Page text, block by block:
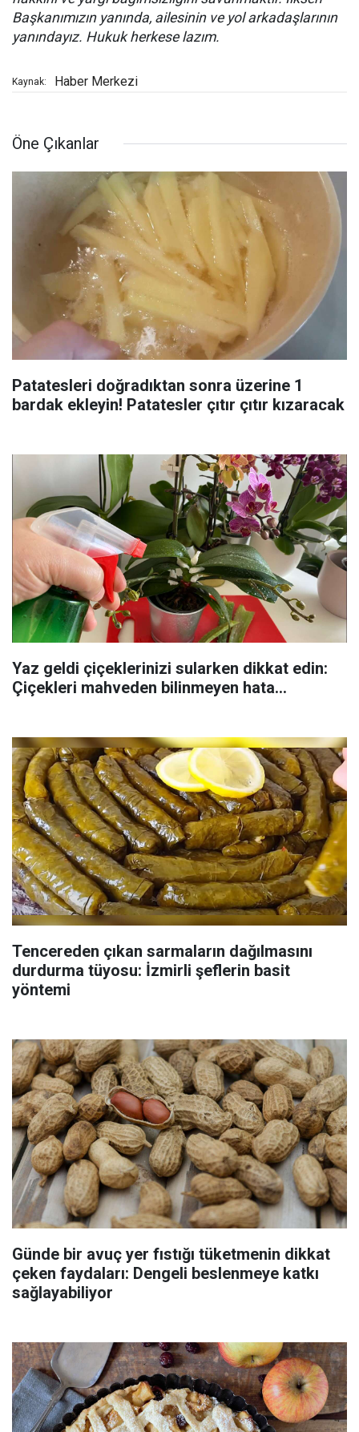
Başkanımızın yanında, ailesinin ve yol arkadaşlarının
yanındayız. Hukuk herkese lazım.
Kaynak: Haber Merkezi
Öne Çıkanlar
Patatesleri doğradıktan sonra üzerine 1
bardak ekleyin! Patatesler çıtır çıtır kızaracak
Yaz geldi çiçeklerinizi sularken dikkat edin:
Çiçekleri mahveden bilinmeyen hata...
Tencereden çıkan sarmaların dağılmasını
durdurma tüyosu: İzmirli şeflerin basit
yöntemi
Günde bir avuç yer fıstığı tüketmenin dikkat
çeken faydaları: Dengeli beslenmeye katkı
sağlayabiliyor